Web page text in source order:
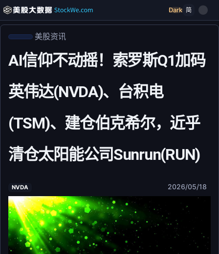
Dark 简
美股资讯
AI信仰不动摇！索罗斯Q1加码
英伟达(NVDA)、台积电
(TSM)、建仓伯克希尔，近乎
清仓太阳能公司Sunrun(RUN)
NVDA 2026/05/18